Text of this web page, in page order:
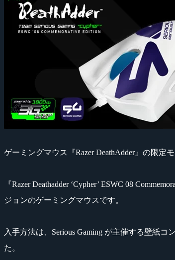
ゲーミングマウス『Razer DeathAdder』の限定モ
『Razer Deathadder ‘Cypher’ ESWC 08
ジョンのゲーミングマウスです。
入手方法は、Serious Gaming が主催する壁紙
た。